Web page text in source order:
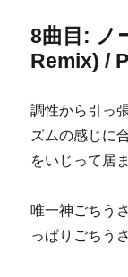
8曲目: ノ
Remix) /
調性から引っ
ズムの感じに
をいじって居
唯一神ごちう
っぱりごちう